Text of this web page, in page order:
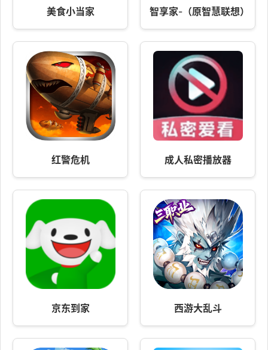
美食小当家 智享家-（原智慧联想）
红警危机 成人私密播放器
京东到家 西游大乱斗